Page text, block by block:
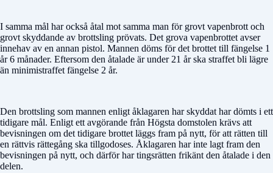
I samma mål har också åtal mot samma man för grovt vapenbrott och
grovt skyddande av brottsling prövats. Det grova vapenbrottet avser
innehav av en annan pistol. Mannen döms för det brottet till fängelse 1
år 6 månader. Eftersom den åtalade är under 21 år ska straffet bli lägre
än minimistraffet fängelse 2 år.
Den brottsling som mannen enligt åklagaren har skyddat har dömts i ett
tidigare mål. Enligt ett avgörande från Högsta domstolen krävs att
bevisningen om det tidigare brottet läggs fram på nytt, för att rätten till
en rättvis rättegång ska tillgodoses. Åklagaren har inte lagt fram den
bevisningen på nytt, och därför har tingsrätten frikänt den åtalade i den
delen.